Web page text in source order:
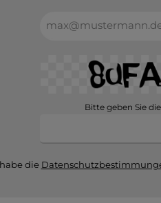
Bitte geben Sie
die